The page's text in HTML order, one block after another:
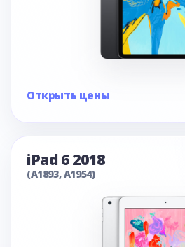
Открыть цены
iPad 6 2018
(A1893, A1954)